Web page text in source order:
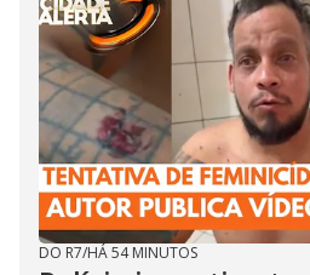
DO R7/HÁ 54 MINUTOS